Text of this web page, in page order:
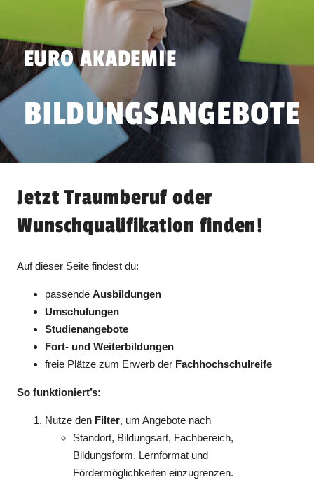
EURO AKADEMIE
BILDUNGSANGEBOTE
Jetzt Traumberuf oder
Wunschqualifikation finden!
Auf dieser Seite findest du:
passendeAusbildungen
Umschulungen
Studienangebote
Fort- und Weiterbildungen
freie Plätze zum Erwerb der Fachhochschulreife
So funktioniert’s:
Nutze den Filter, um Angebote nach
Standort, Bildungsart, Fachbereich,
Bildungsform, Lernformat und
Fördermöglichkeiten einzugrenzen.